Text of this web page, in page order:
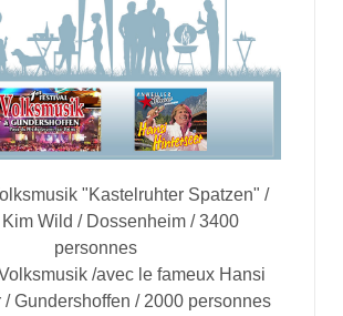
"Kastelruhter Spatzen" /
Wild / Dossenheim / 3400
personnes
/avec le fameux Hansi
/ Gundershoffen / 2000 personnes